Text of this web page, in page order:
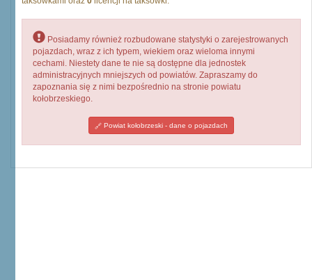
Posiadamy również rozbudowane statystyki o zarejestrowanych
pojazdach, wraz z ich typem, wiekiem oraz wieloma innymi
cechami. Niestety dane te nie są dostępne dla jednostek
administracyjnych mniejszych od powiatów. Zapraszamy do
zapoznania się z nimi bezpośrednio na stronie powiatu
kołobrzeskiego.
Powiat kołobrzeski - dane o pojazdach